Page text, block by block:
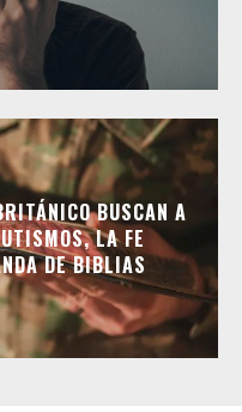
BUSCAN A
LA FE
DE BIBLIAS